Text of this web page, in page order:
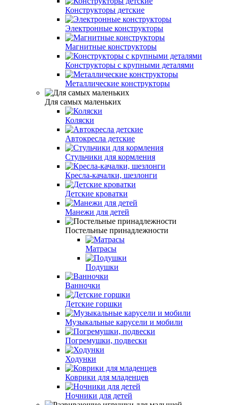
Конструкторы детские
Электронные конструкторы
Магнитные конструкторы
Конструкторы с крупными деталями
Металлические конструкторы
Для самых маленьких
Коляски
Автокресла детские
Стульчики для кормления
Кресла-качалки, шезлонги
Детские кроватки
Манежи для детей
Постельные принадлежности
Матрасы
Подушки
Ванночки
Детские горшки
Музыкальные карусели и мобили
Погремушки, подвески
Ходунки
Коврики для младенцев
Ночники для детей